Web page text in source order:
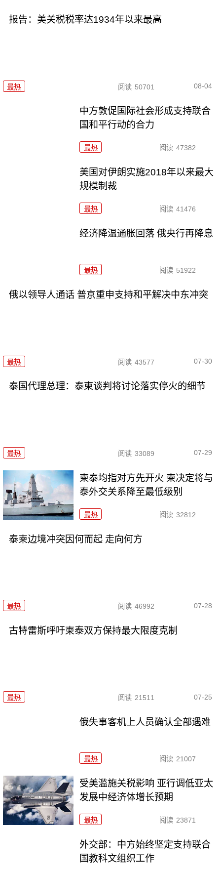
报告：美关税税率达1934年以来最高
最热 阅读 50701 08-04
中方敦促国际社会形成支持联合
国和平行动的合力
最热 阅读 47382
美国对伊朗实施2018年以来最大
规模制裁
最热 阅读 41476
经济降温通胀回落 俄央行再降息
最热 阅读 51922
俄以领导人通话 普京重申支持和平解决中东冲突
最热 阅读 43577 07-30
泰国代理总理：泰柬谈判将讨论落实停火的细节
最热 阅读 33089 07-29
柬泰均指对方先开火 柬决定将与
泰外交关系降至最低级别
最热 阅读 32812
泰柬边境冲突因何而起 走向何方
最热 阅读 46992 07-28
古特雷斯呼吁柬泰双方保持最大限度克制
最热 阅读 21511 07-25
俄失事客机上人员确认全部遇难
最热 阅读 21007
受美滥施关税影响 亚行调低亚太
发展中经济体增长预期
最热 阅读 23871
外交部：中方始终坚定支持联合
国教科文组织工作